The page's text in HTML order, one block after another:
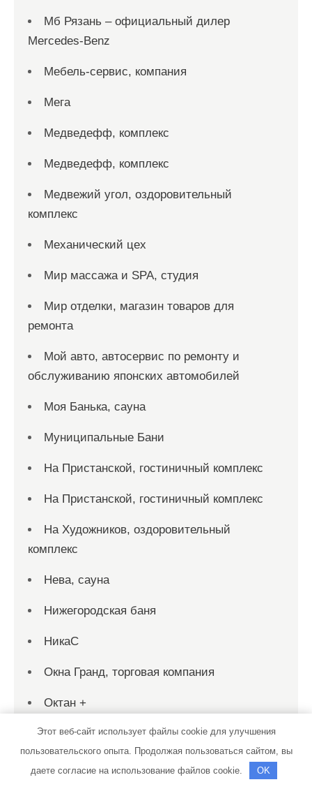
Мб Рязань – официальный дилер
Mercedes-Benz
Мебель-сервис, компания
Мега
Медведефф, комплекс
Медведефф, комплекс
Медвежий угол, оздоровительный
комплекс
Механический цех
Мир массажа и SPA, студия
Мир отделки, магазин товаров для
ремонта
Мой авто, автосервис по ремонту и
обслуживанию японских автомобилей
Моя Банька, сауна
Муниципальные Бани
На Пристанской, гостиничный комплекс
На Пристанской, гостиничный комплекс
На Художников, оздоровительный
комплекс
Нева, сауна
Нижегородская баня
НикаС
Окна Гранд, торговая компания
Октан +
Оптима порте, фабрика дверей
Оскар, автомойка и шиномонтажная
Этот веб-сайт использует файлы cookie для улучшения
пользовательского опыта. Продолжая пользоваться сайтом, вы
даете согласие на использование файлов cookie.
OK